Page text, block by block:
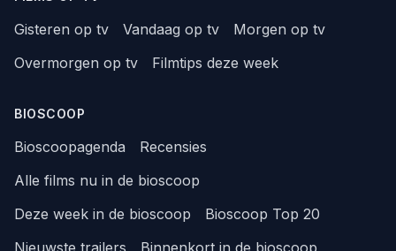
Gisteren op tv Vandaag op tv
Morgen op tv
Overmorgen op tv
Filmtips deze week
BIOSCOOP
Bioscoopagenda
Recensies
Alle films nu in de bioscoop
Deze week in de bioscoop
Bioscoop Top 20